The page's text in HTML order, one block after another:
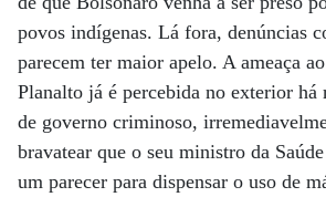
povos indígenas. Lá fora, denúncias
parecem ter maior apelo. A ameaça
Planalto já é percebida no exterior há
de governo criminoso,
bravatear que o seu ministro da
um parecer para dispensar o uso de